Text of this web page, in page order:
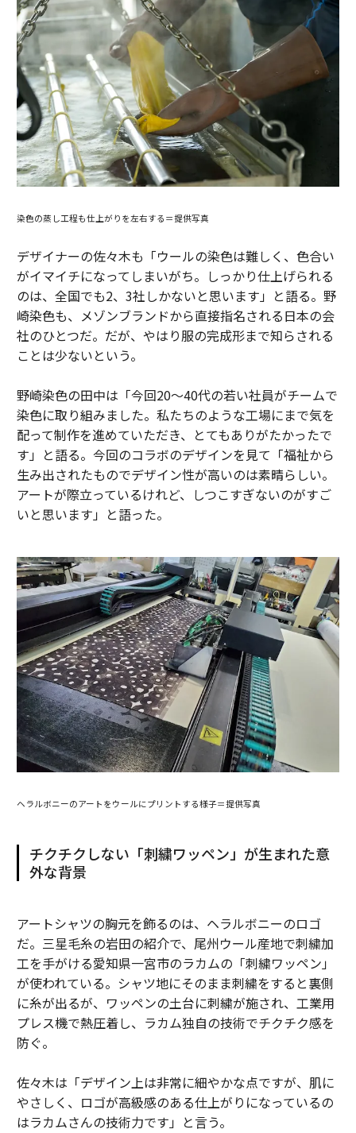
染色の蒸し工程も仕上がりを左右する＝提供写真
デザイナーの佐々木も「ウールの染色は難しく、色合い
がイマイチになってしまいがち。しっかり仕上げられる
のは、全国でも2、3社しかないと思います」と語る。野
崎染色も、メゾンブランドから直接指名される日本の会
社のひとつだ。だが、やはり服の完成形まで知らされる
ことは少ないという。
野崎染色の田中は「今回20～40代の若い社員がチームで
染色に取り組みました。私たちのような工場にまで気を
配って制作を進めていただき、とてもありがたかったで
す」と語る。今回のコラボのデザインを見て「福祉から
生み出されたものでデザイン性が高いのは素晴らしい。
アートが際立っているけれど、しつこすぎないのがすご
いと思います」と語った。
ヘラルボニーのアートをウールにプリントする様子＝提供写真
チクチクしない「刺繍ワッペン」が生まれた意
外な背景
アートシャツの胸元を飾るのは、ヘラルボニーのロゴ
だ。三星毛糸の岩田の紹介で、尾州ウール産地で刺繍加
工を手がける愛知県一宮市のラカムの「刺繍ワッペン」
が使われている。シャツ地にそのまま刺繍をすると裏側
に糸が出るが、ワッペンの土台に刺繍が施され、工業用
プレス機で熱圧着し、ラカム独自の技術でチクチク感を
防ぐ。
佐々木は「デザイン上は非常に細やかな点ですが、肌に
やさしく、ロゴが高級感のある仕上がりになっているの
はラカムさんの技術力です」と言う。